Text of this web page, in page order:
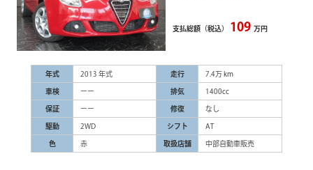
支払総額（税込） 109 万円
年式 2013 年式 走行 7.4万 km
車検 ーー 排気 1400cc
保証 ーー 修復 なし
駆動 2WD シフト AT
色 赤 取扱店舗 中部自動車販売